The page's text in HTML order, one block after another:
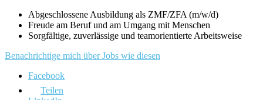
Abgeschlossene Ausbildung als ZMF/ZFA (m/w/d)
Freude am Beruf und am Umgang mit Menschen
Sorgfältige, zuverlässige und teamorientierte Arbeitsweise
Benachrichtige mich über Jobs wie diesen
Facebook
Teilen